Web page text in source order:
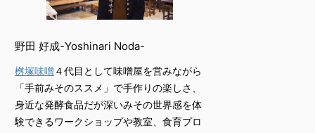
野田 好成-Yoshinari Noda-
桝塚味噌４代目として味噌屋を営みながら
「手前みそのススメ」で手作りの楽しさ、
身近な発酵食品だが深いみその世界感を体
験できるワークショップや教室、食育プロ